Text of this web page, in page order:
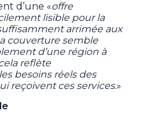
d’une «offre
lisible pour la
arrimée aux
couverture semble
d’une région à
reflète
besoins réels des
reçoivent ces services.»